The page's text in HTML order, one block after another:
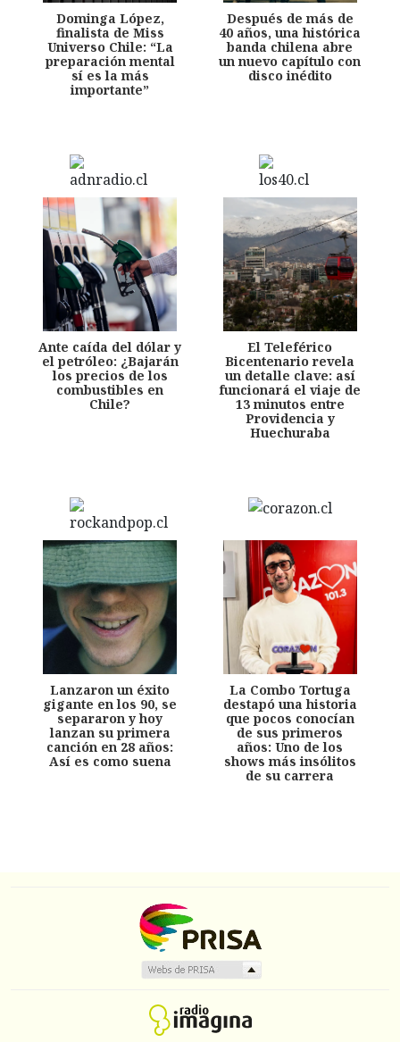
Dominga López,
finalista de Miss
Universo Chile: “La
preparación mental
sí es la más
importante”
Después de más de
40 años, una histórica
banda chilena abre
un nuevo capítulo con
disco inédito
Ante caída del dólar y
el petróleo: ¿Bajarán
los precios de los
combustibles en
Chile?
El Teleférico
Bicentenario revela
un detalle clave: así
funcionará el viaje de
13 minutos entre
Providencia y
Huechuraba
Lanzaron un éxito
gigante en los 90, se
separaron y hoy
lanzan su primera
canción en 28 años:
Así es como suena
La Combo Tortuga
destapó una historia
que pocos conocían
de sus primeros
años: Uno de los
shows más insólitos
de su carrera